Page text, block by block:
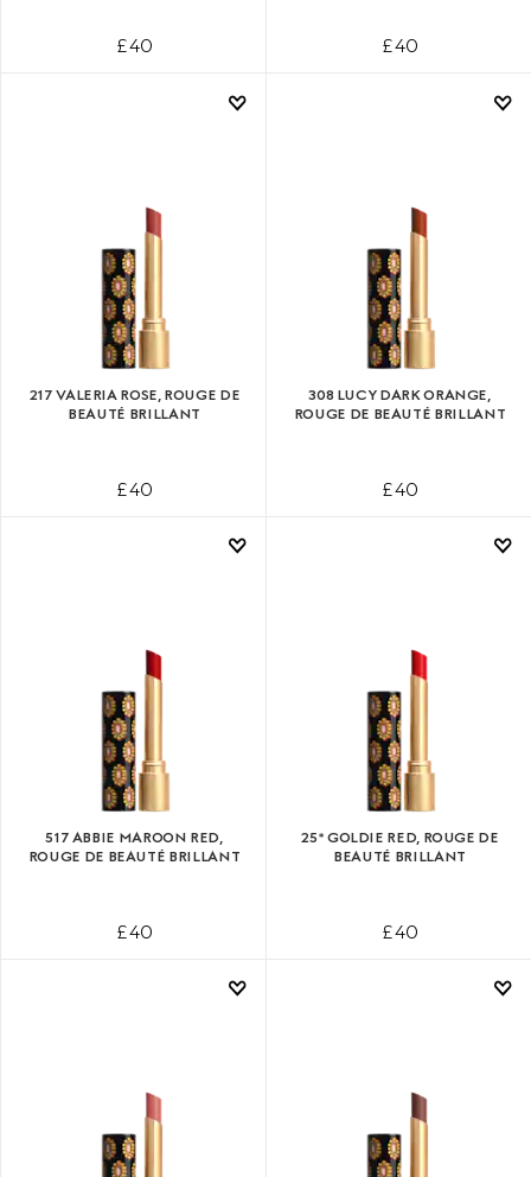
£ 40 £ 40
217 VALERIA ROSE, ROUGE DE
BEAUTÉ BRILLANT
£ 40
308 LUCY DARK ORANGE,
ROUGE DE BEAUTÉ BRILLANT
£ 40
517 ABBIE MAROON RED,
ROUGE DE BEAUTÉ BRILLANT
£ 40
25* GOLDIE RED, ROUGE DE
BEAUTÉ BRILLANT
£ 40